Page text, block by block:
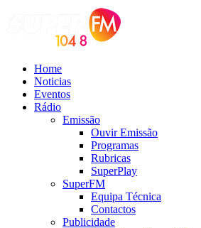
Home
Noticias
Eventos
Rádio
Emissão
Ouvir Emissão
Programas
Rubricas
SuperPlay
SuperFM
Equipa Técnica
Contactos
Publicidade